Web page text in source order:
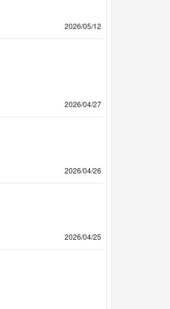
2026/05/12
2026/04/27
2026/04/26
2026/04/25